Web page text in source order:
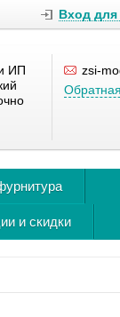
Вход для
ИП
zsi-
и скидки